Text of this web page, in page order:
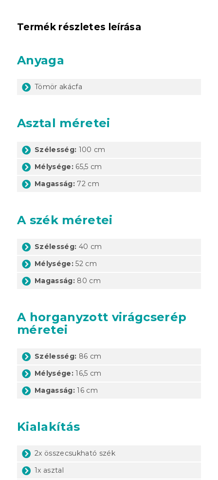
Termék részletes leírása
Anyaga
Tömör akácfa
Asztal méretei
Szélesség: 100 cm
Mélysége: 65,5 cm
Magasság: 72 cm
A szék méretei
Szélesség: 40 cm
Mélysége: 52 cm
Magasság: 80 cm
A horganyzott virágcserép
méretei
Szélesség: 86 cm
Mélysége: 16,5 cm
Magasság: 16 cm
Kialakítás
2x összecsukható szék
1x asztal